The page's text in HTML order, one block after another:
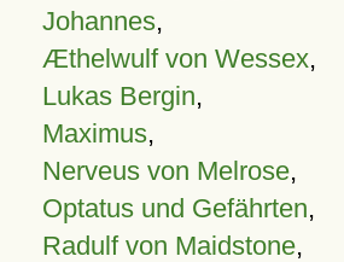
Johannes,
Æthelwulf von Wessex,
Lukas Bergin,
Maximus,
Nerveus von Melrose,
Optatus und Gefährten,
Radulf von Maidstone,